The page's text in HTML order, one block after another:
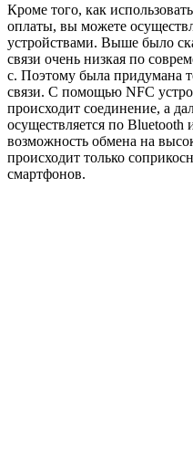
Кроме того, как
оплаты, вы можете
устройствами. Выше было
связи очень низкая по
с. Поэтому была придумана
связи. С помощью NFC
происходит соединение, а
осуществляется по
возможность обмена на
происходит только
смартфонов.